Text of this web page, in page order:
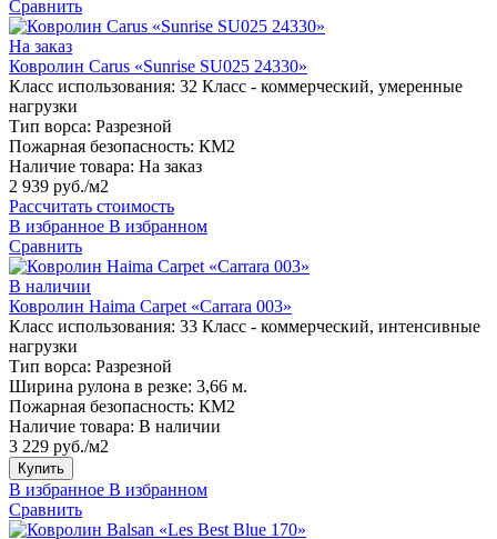
Сравнить
На заказ
Ковролин Carus «Sunrise SU025 24330»
Класс использования: 32 Класс - коммерческий, умеренные
нагрузки
Тип ворса: Разрезной
Пожарная безопасность: КМ2
Наличие товара: На заказ
2 939 руб./м2
Рассчитать стоимость
В избранное В избранном
Сравнить
В наличии
Ковролин Haima Carpet «Carrara 003»
Класс использования: 33 Класс - коммерческий, интенсивные
нагрузки
Тип ворса: Разрезной
Ширина рулона в резке: 3,66 м.
Пожарная безопасность: КМ2
Наличие товара: В наличии
3 229 руб./м2
Купить
В избранное В избранном
Сравнить